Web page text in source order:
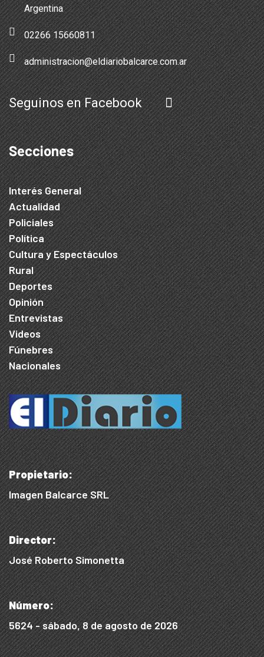
Argentina
02266 15660811
administracion@eldiariobalcarce.com.ar
Seguinos en Facebook
Secciones
Interés General
Actualidad
Policiales
Política
Cultura y Espectáculos
Rural
Deportes
Opinión
Entrevistas
Videos
Fúnebres
Nacionales
Propietario:
Imagen Balcarce SRL
Director:
José Roberto Simonetta
Número:
5624 - sábado, 8 de agosto de 2026